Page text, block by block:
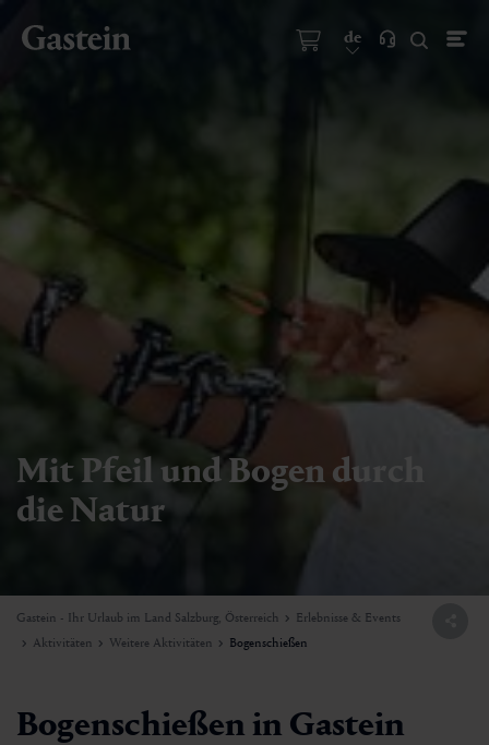
de
Mit Pfeil und Bogen durch
die Natur
Gastein - Ihr Urlaub im Land Salzburg, Österreich
Erlebnisse & Events
Aktivitäten
Weitere Aktivitäten Bogenschießen
Bogenschießen in Gastein